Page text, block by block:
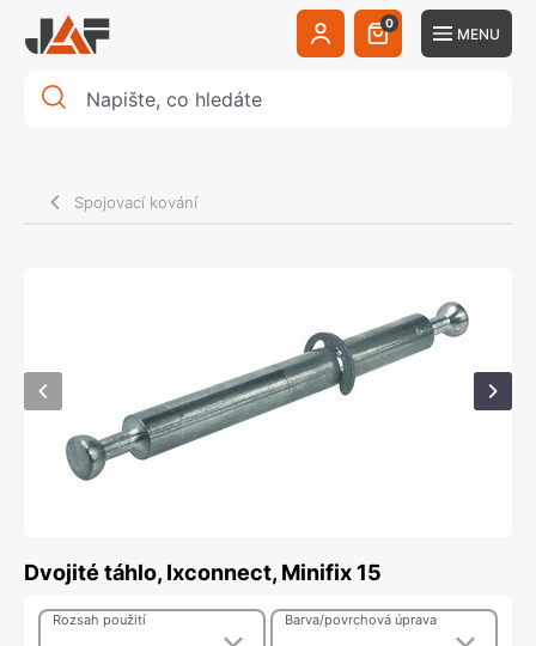
0
MENU
Spojovací kování
Dvojité táhlo, Ixconnect, Minifix 15
Rozsah použití Barva/povrchová úprava